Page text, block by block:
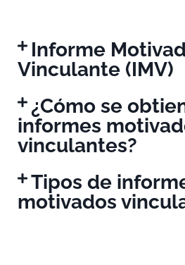
Informe
Vinculante (IMV)
¿Cómo se
informes
vinculantes?
Tipos de
motivados